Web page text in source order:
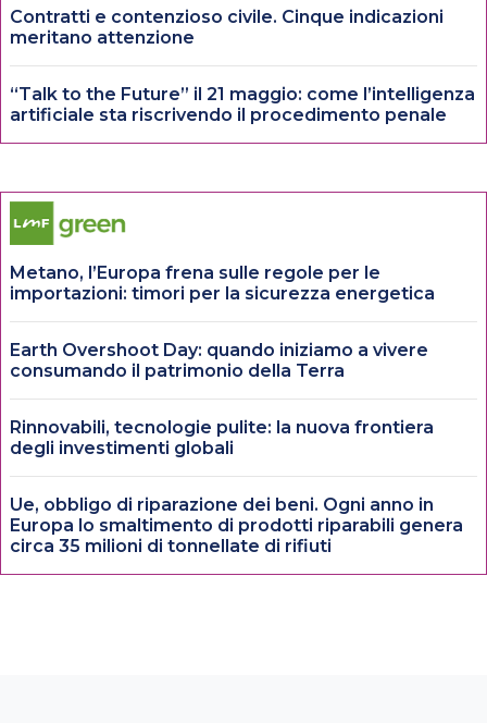
Contratti e contenzioso civile. Cinque indicazioni
meritano attenzione
“Talk to the Future” il 21 maggio: come l’intelligenza
artificiale sta riscrivendo il procedimento penale
Metano, l’Europa frena sulle regole per le
importazioni: timori per la sicurezza energetica
Earth Overshoot Day: quando iniziamo a vivere
consumando il patrimonio della Terra
Rinnovabili, tecnologie pulite: la nuova frontiera
degli investimenti globali
Ue, obbligo di riparazione dei beni. Ogni anno in
Europa lo smaltimento di prodotti riparabili genera
circa 35 milioni di tonnellate di rifiuti